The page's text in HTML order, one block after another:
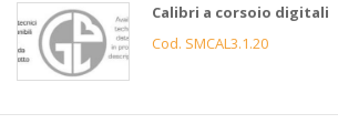
Calibri a corsoio digitali
Cod. SMCAL3.1.20